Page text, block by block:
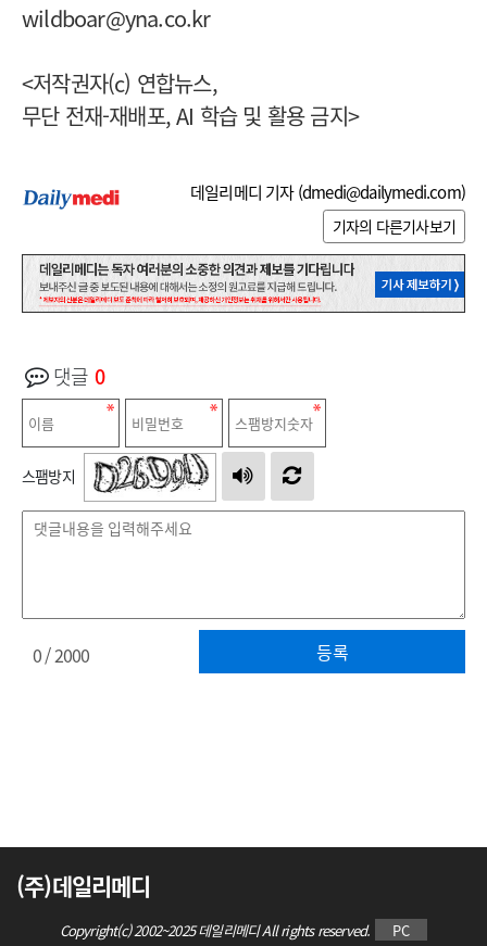
wildboar@yna.co.kr
<저작권자(c) 연합뉴스,
무단 전재-재배포, AI 학습 및 활용 금지>
데일리메디 기자 (dmedi@dailymedi.com)
기자의 다른기사보기
댓글 0
스팸방지
등록
0/ 2000
(주)데일리메디
Copyright(c) 2002~2025 데일리메디 All rights reserved. PC